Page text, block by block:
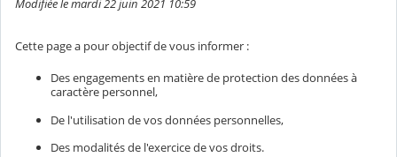
Modifiée le mardi 22 juin 2021 10:59
Cette page a pour objectif de vous informer :
Des engagements en matière de protection des données à
caractère personnel,
De l'utilisation de vos données personnelles,
Des modalités de l'exercice de vos droits.